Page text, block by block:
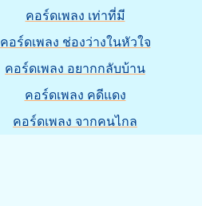
คอร์ดเพลง เท่าที่มี
คอร์ดเพลง ช่องว่างในหัวใจ
คอร์ดเพลง อยากกลับบ้าน
คอร์ดเพลง คดีแดง
คอร์ดเพลง จากคนไกล